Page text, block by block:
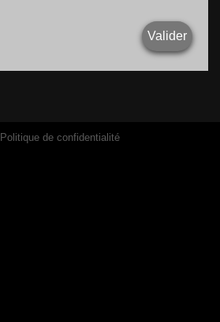
Politique de confidentialité